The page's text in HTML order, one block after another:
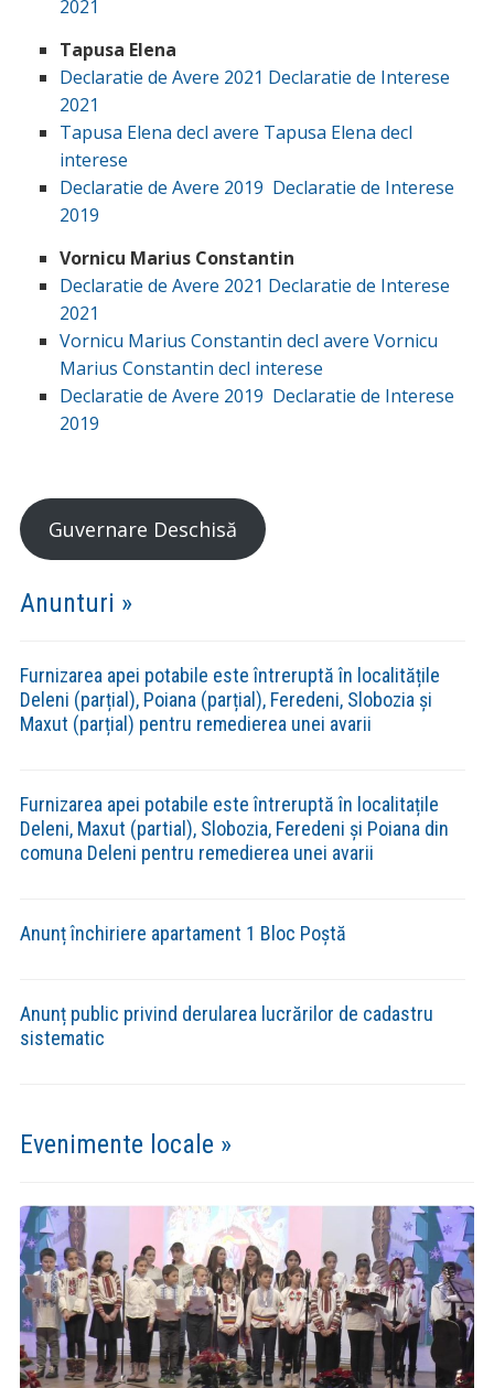
Guvernare Deschisă
Anunturi »
Furnizarea apei potabile este întreruptă în localitățile
Deleni (parțial), Poiana (parțial), Feredeni, Slobozia și
Maxut (parțial) pentru remedierea unei avarii
Furnizarea apei potabile este întreruptă în localitațile
Deleni, Maxut (partial), Slobozia, Feredeni și Poiana din
comuna Deleni pentru remedierea unei avarii
Anunț închiriere apartament 1 Bloc Poștă
Anunț public privind derularea lucrărilor de cadastru
sistematic
Evenimente locale »
2021
Tapusa Elena
Declaratie de Avere 2021 Declaratie de Interese
2021
Tapusa Elena decl avere Tapusa Elena decl
interese
Declaratie de Avere 2019 Declaratie de Interese
2019
Vornicu Marius Constantin
Declaratie de Avere 2021 Declaratie de Interese
2021
Vornicu Marius Constantin decl avere Vornicu
Marius Constantin decl interese
Declaratie de Avere 2019 Declaratie de Interese
2019